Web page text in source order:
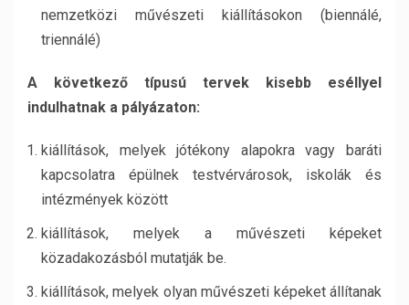
nemzetközi művészeti kiállításokon (biennálé,
triennálé)
A következő típusú tervek kisebb eséllyel
indulhatnak a pályázaton:
kiállítások, melyek jótékony alapokra vagy baráti
kapcsolatra épülnek testvérvárosok, iskolák és
intézmények között
kiállítások, melyek a művészeti képeket
közadakozásból mutatják be.
kiállítások, melyek olyan művészeti képeket állítanak